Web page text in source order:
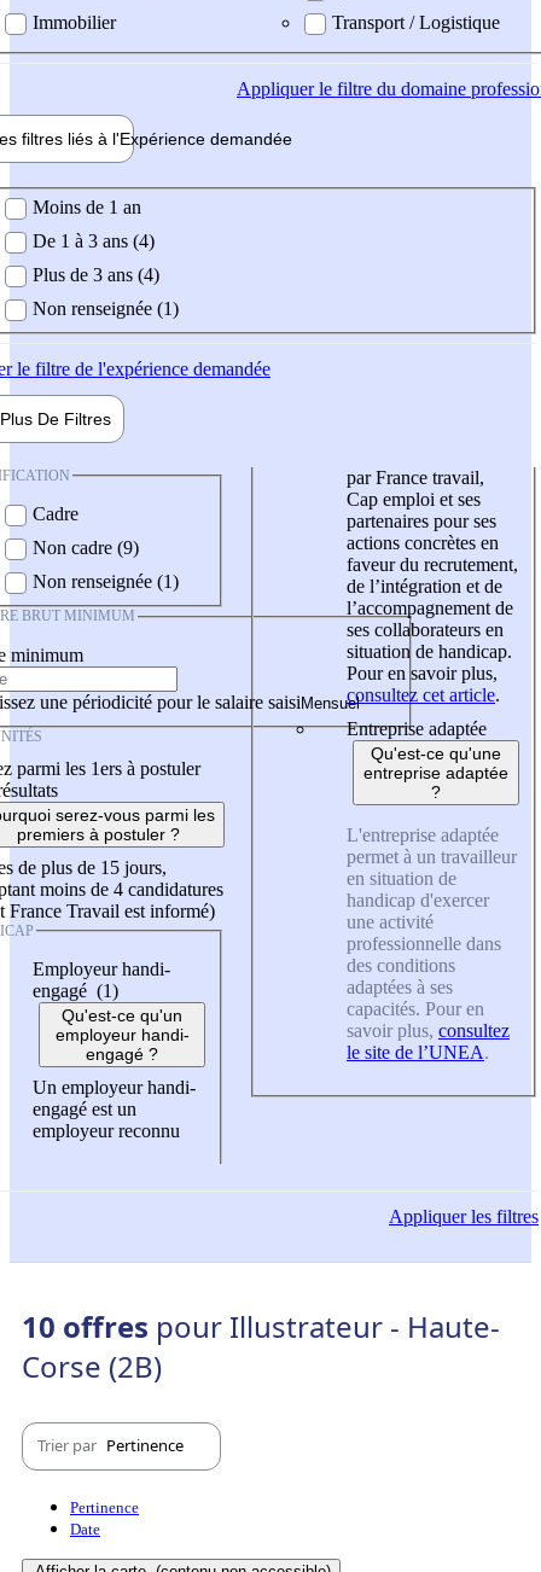
Immobilier
Transport / Logistique
Appliquerle filtre du domaine
filtres liés à l'Expérience demandée
demandée
Moins de 1 an
De 1 à 3 ans (4)
Plus de 3 ans (4)
Non renseignée (1)
le filtre de l'expérience demandée
Plus De Filtres
Cadre
Non cadre (9)
Non renseignée (1)
BRUT MINIMUM
minimum
une périodicité pour le salaire saisi
parmi les 1ers à postuler
serez-vous parmi les
premiers à postuler ?
de plus de 15 jours,
moins de 4 candidatures
France Travail est informé)
Employeur handi-
engagé (1)
Qu'est-ce qu'un
employeur handi-
engagé ?
Un employeur handi-
engagé est un
employeur reconnu
par France travail,
Cap emploi et ses
partenaires pour ses
actions concrètes en
faveur du recrutement,
de l’intégration et de
l’accompagnement de
ses collaborateurs en
situation de handicap.
Pour en savoir plus,
consultez cet article.
Entreprise adaptée
Qu'est-ce qu'une
entreprise adaptée
?
L'entreprise adaptée
permet à un travailleur
en situation de
handicap d'exercer
une activité
professionnelle dans
des conditions
adaptées à ses
capacités. Pour en
savoir plus, consultez
le site de l’UNEA.
Appliquerles filtres
10 offres pour Illustrateur - Haute-
Corse (2B)
Trier par Pertinence
Pertinence
Date